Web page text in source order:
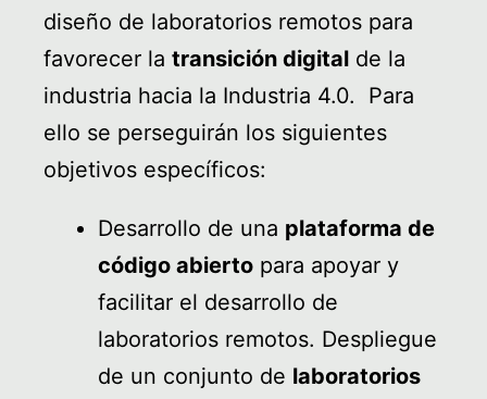
diseño de laboratorios remotos para
favorecer la transición digital de la
industria hacia la Industria 4.0. Para
ello se perseguirán los siguientes
objetivos específicos:
Desarrollo de una plataforma de
código abierto para apoyar y
facilitar el desarrollo de
laboratorios remotos. Despliegue
de un conjunto de laboratorios